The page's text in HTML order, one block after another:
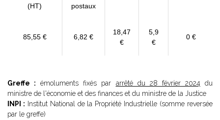
(HT)
postaux
85,55 € 6,82 €
18,47
€
5,9
€
0 €
Greffe : émoluments fixés par arrêté du 28 février 2024 du
ministre de l'économie et des finances et du ministre de la Justice
INPI : Institut National de la Propriété Industrielle (somme reversée
par le greffe)